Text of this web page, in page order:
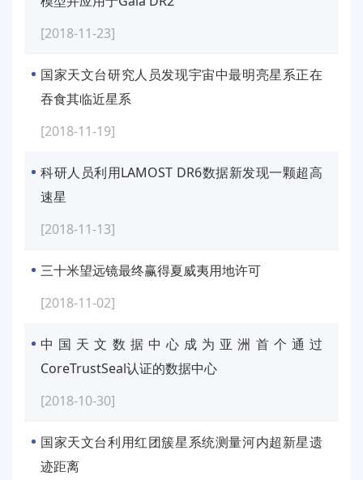
[2018-11-23]
国家天文台研究人员发现宇宙中最明亮星系正在
吞食其临近星系
[2018-11-19]
科研人员利用LAMOST DR6数据新发现一颗超高
速星
[2018-11-13]
三十米望远镜最终赢得夏威夷用地许可
[2018-11-02]
中国天文数据中心成为亚洲首个通过
CoreTrustSeal认证的数据中心
[2018-10-30]
国家天文台利用红团簇星系统测量河内超新星遗
迹距离